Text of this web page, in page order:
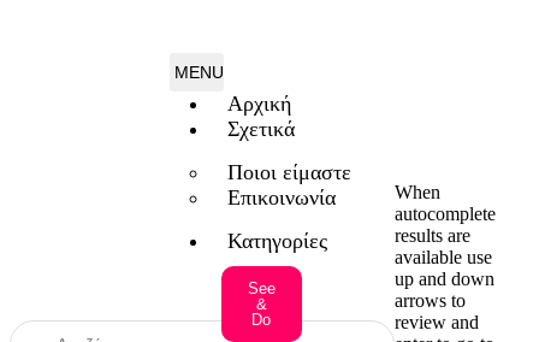
Αρχική
Σχετικά
Ποιοι είμαστε
Επικοινωνία
Κατηγορίες
See
&
Do
When
autocomplete
results are
available use
up and down
arrows to
review and